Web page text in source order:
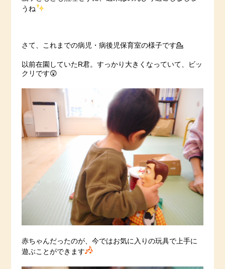
うね
さて、これまでの病児・病後児保育室の様子です💁
以前在園していたR君。すっかり大きくなっていて、ビッ
クリです😲
赤ちゃんだったのが、今ではお気に入りの玩具で上手に
遊ぶことができます